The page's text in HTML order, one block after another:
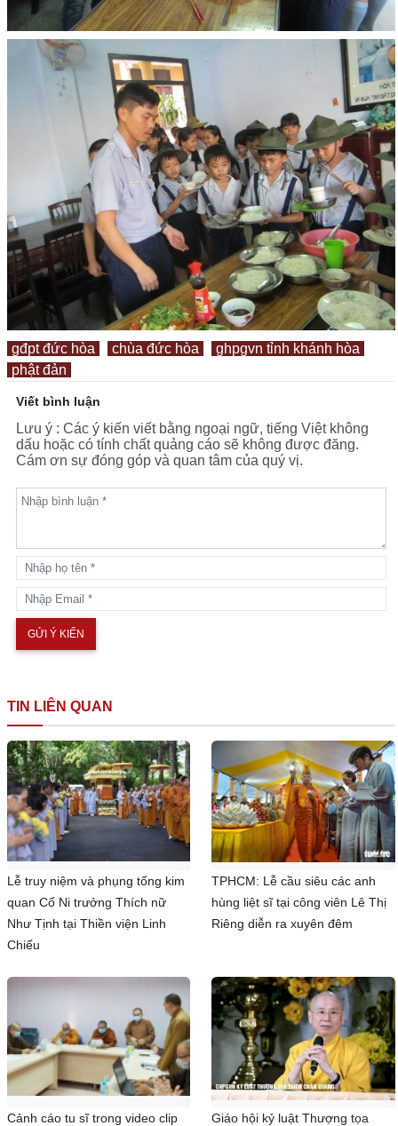
gđpt đức hòa chùa đức hòa
ghpgvn tỉnh khánh hòa
phật đản
Viết bình luận
Lưu ý : Các ý kiến viết bằng ngoại ngữ, tiếng Việt không
dấu hoặc có tính chất quảng cáo sẽ không được đăng.
Cám ơn sự đóng góp và quan tâm của quý vị.
TIN LIÊN QUAN
Lễ truy niệm và phụng tống kim
quan Cố Ni trưởng Thích nữ
Như Tịnh tại Thiền viện Linh
Chiếu
TPHCM: Lễ cầu siêu các anh
hùng liệt sĩ tại công viên Lê Thị
Riêng diễn ra xuyên đêm
Cảnh cáo tu sĩ trong video clip
Giáo hội kỷ luật Thượng tọa